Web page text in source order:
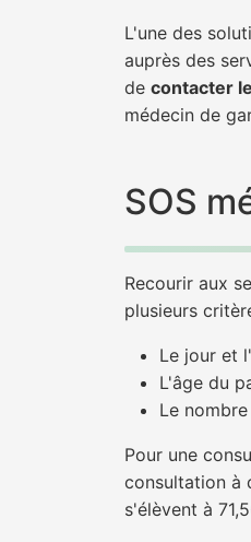
L'une des
auprès des
de contacter
médecin de
SOS
Recourir aux
plusieurs
Le jour et
L'âge du
Le
Pour une
consultation à
s'élèvent à